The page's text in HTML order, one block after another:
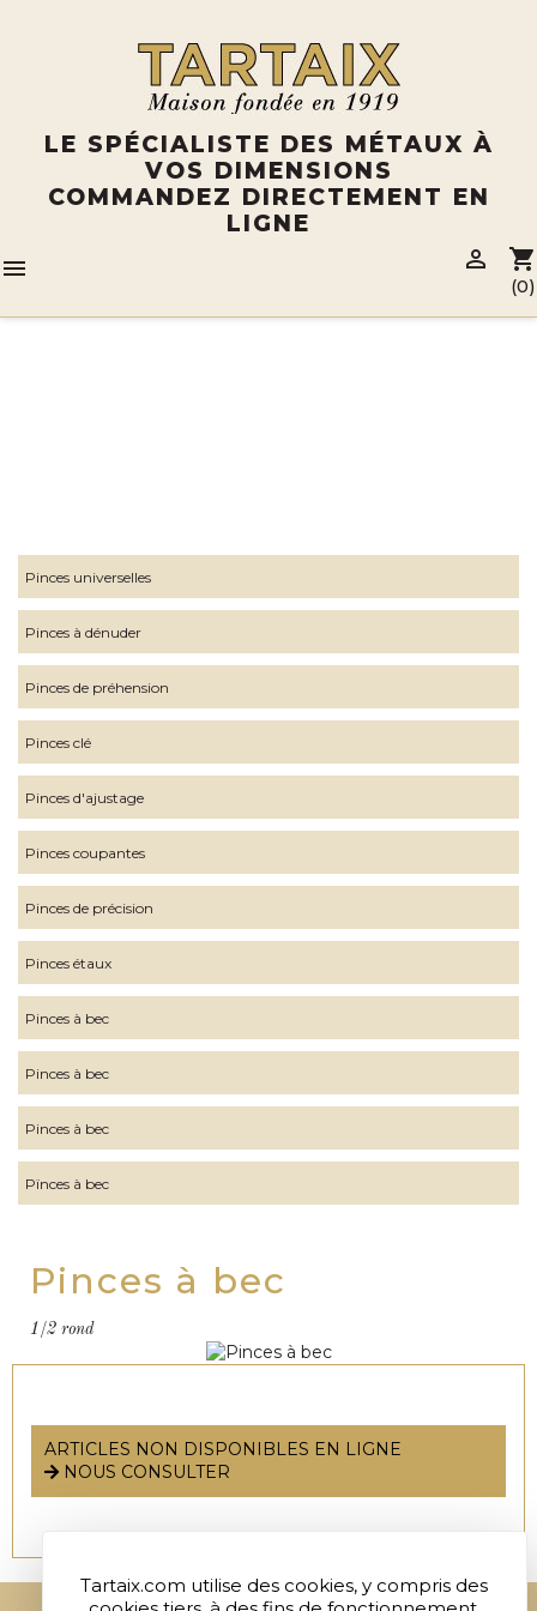
LE SPÉCIALISTE DES MÉTAUX À
VOS DIMENSIONS
COMMANDEZ DIRECTEMENT EN
LIGNE
 shopping_cart
(0)

Pinces universelles
Pinces à dénuder
Pinces de préhension
Pinces clé
Pinces d'ajustage
Pinces coupantes
Pinces de précision
Pinces étaux
Pinces à bec
Pinces à bec
Pinces à bec
Pïnces à bec
Pinces à bec
1/2 rond
ARTICLES NON DISPONIBLES EN LIGNE
NOUS CONSULTER
Tartaix.com utilise des cookies, y compris des